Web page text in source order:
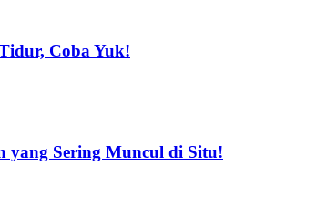
Coba Yuk!
yang Sering Muncul di Situ!